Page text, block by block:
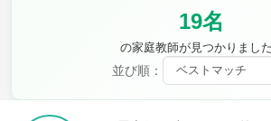
19名
の家庭教師が見つかりました
並び順：
音楽
時給：¥1,000 ～ ¥10,000